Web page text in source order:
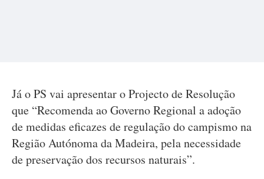
Já o PS vai apresentar o Projecto de Resolução
que “Recomenda ao Governo Regional a adoção
de medidas eficazes de regulação do campismo na
Região Autónoma da Madeira, pela necessidade
de preservação dos recursos naturais”.